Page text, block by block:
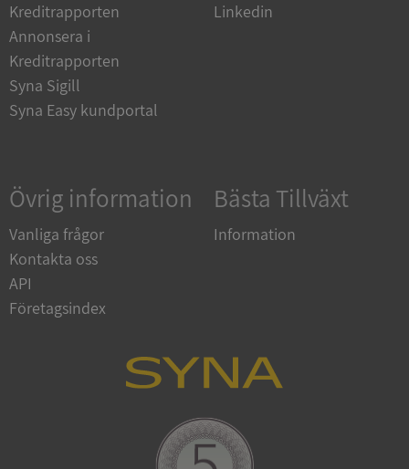
Kreditrapporten
Annonsera i
Kreditrapporten
Syna Sigill
Syna Easy kundportal
Linkedin
Övrig information
Vanliga frågor
Kontakta oss
API
Företagsindex
Bästa Tillväxt
Information
.youtube.com
ASP.NET_SessionId
Microsoft
Corporation